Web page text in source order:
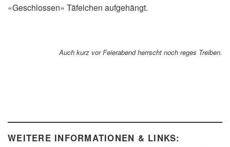
«Geschlossen» Täfelchen aufgehängt.
Auch kurz vor Feierabend herrscht noch reges Treiben.
WEITERE INFORMATIONEN & LINKS: